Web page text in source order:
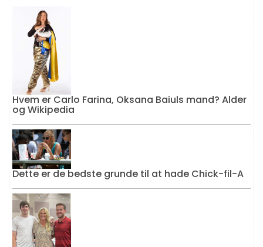
Hvem er Carlo Farina, Oksana Baiuls mand? Alder
og Wikipedia
Dette er de bedste grunde til at hade Chick-fil-A